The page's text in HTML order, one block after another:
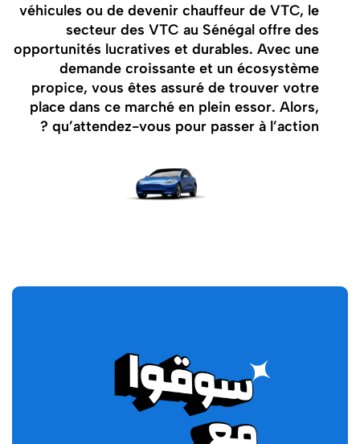
véhicules ou de devenir chauffeur de VTC, le
secteur des VTC au Sénégal offre des
opportunités lucratives et durables. Avec une
demande croissante et un écosystème
propice, vous êtes assuré de trouver votre
place dans ce marché en plein essor. Alors,
qu’attendez-vous pour passer à l’action ?